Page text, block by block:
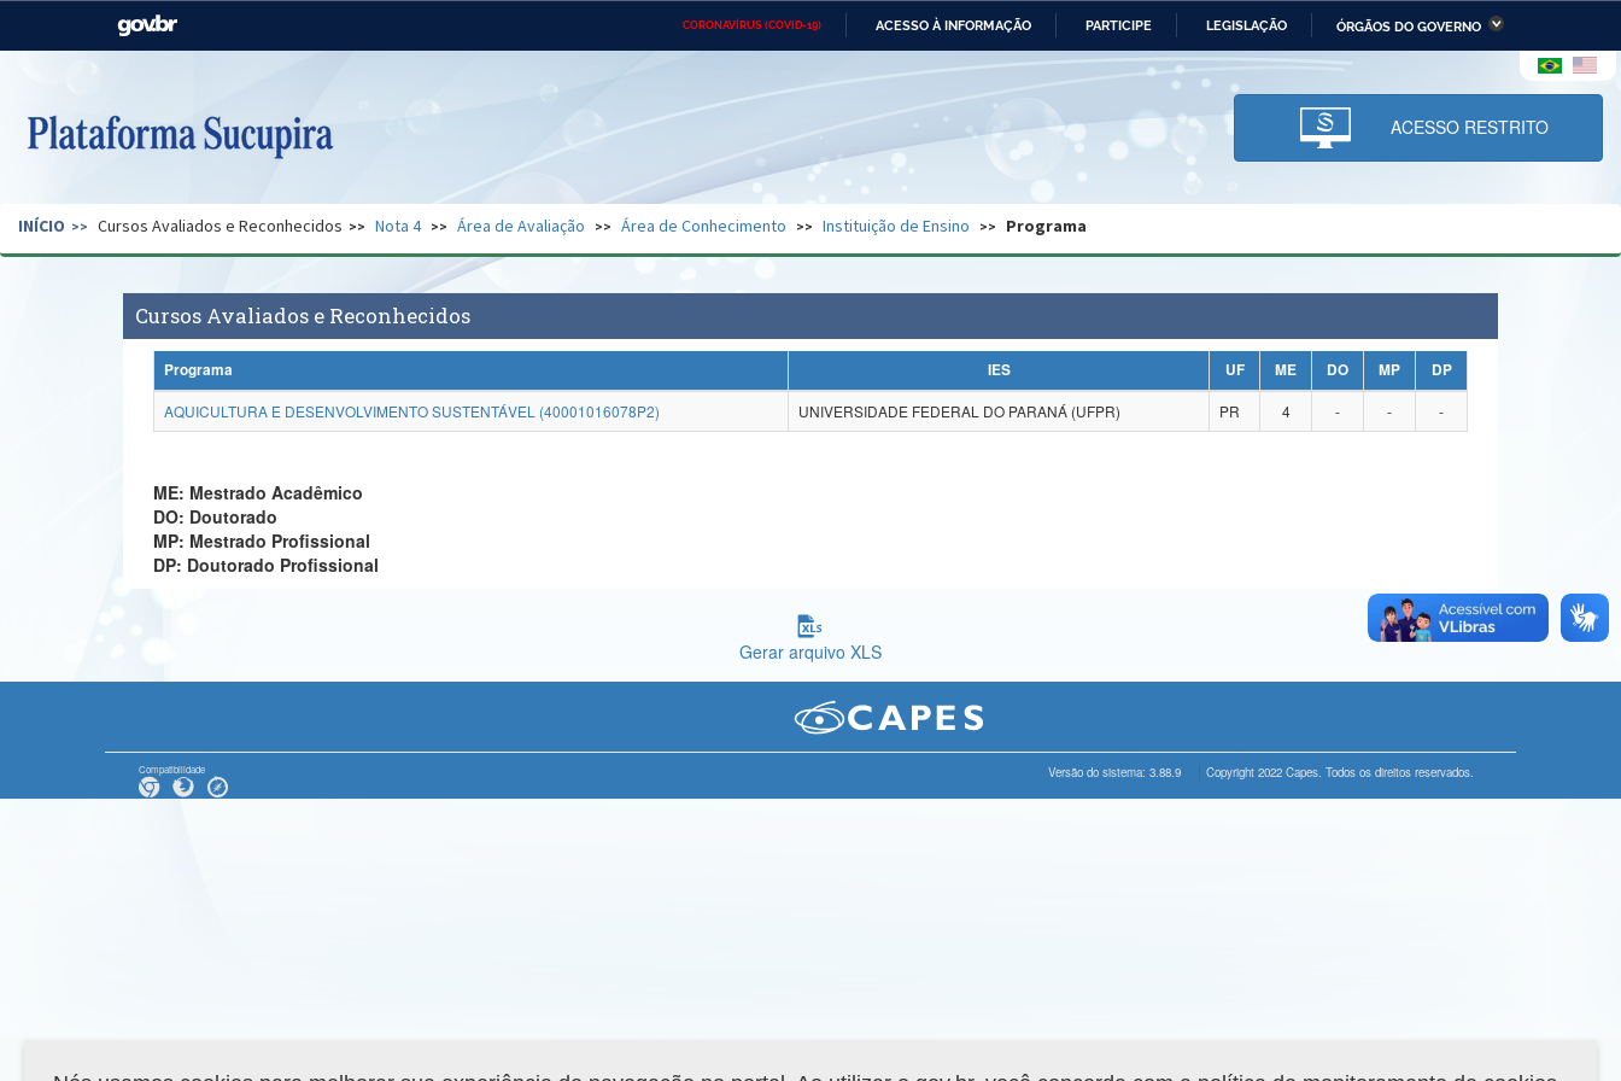
CORONAVÍRUS (COVID-19) ACESSO À INFORMAÇÃO PARTICIPE LEGISLAÇÃO ÓRGÃOS DO GOVERNO
Casa Civil Ministério das Relações Ministério da Economia Ministério da Infraestrutura
Pecuária e Abastecimento
Ministério da Ciência,
Tecnologia, Inovações e
Comunicações
Ministério do Desenvolvimento
Regional e dos Direitos Humanos
Secretaria de Governo Gabinete de Segurança Advocacia-Geral da União Banco Central do Brasil Planalto
ACESSO RESTRITO
INÍCIO Cursos Avaliados e Reconhecidos Nota 4 Área de Avaliação Área de Conhecimento Instituição de Ensino Programa
Cursos Avaliados e Reconhecidos
Programa IES UF ME DO MP
DP
AQUICULTURA E DESENVOLVIMENTO SUSTENTÁVEL (40001016078P2)
UNIVERSIDADE FEDERAL DO PARANÁ (UFPR) PR 4 - - -
ME: Mestrado Acadêmico
DO: Doutorado
MP: Mestrado Profissional
DP: Doutorado Profissional
Gerar arquivo XLS
Compatibilidade Versão do sistema: 3.88.9 Copyright 2022 Capes. Todos os direitos reservados.